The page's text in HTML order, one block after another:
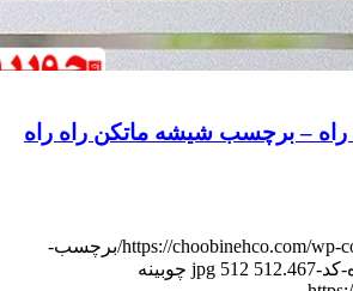
شیشه ماتکن راه راه
https://choobinehco.com/wp-content/uploads/2024/01/برچسب-
512 512
چوبینه